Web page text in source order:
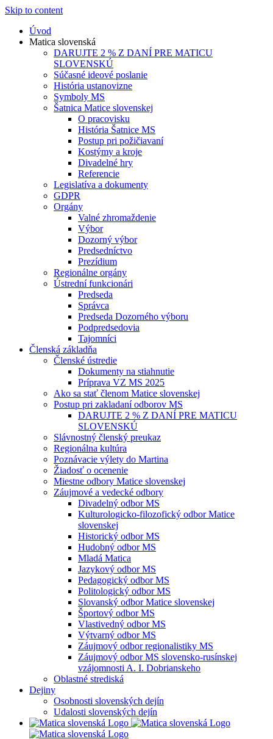
Skip to content
Úvod
Matica slovenská
DARUJTE 2 % Z DANÍ PRE MATICU
SLOVENSKÚ
Súčasné ideové poslanie
História ustanovizne
Symboly MS
Šatnica Matice slovenskej
O pracovisku
História Šatnice MS
Postup pri požičiavaní
Kostýmy a kroje
Divadelné hry
Referencie
Legislatíva a dokumenty
GDPR
Orgány
Valné zhromaždenie
Výbor
Dozorný výbor
Predsedníctvo
Prezídium
Regionálne orgány
Ústrední funkcionári
Predseda
Správca
Predseda Dozorného výboru
Podpredsedovia
Tajomníci
Členská základňa
Členské ústredie
Dokumenty na stiahnutie
Príprava VZ MS 2025
Ako sa stať členom Matice slovenskej
Postup pri zakladaní odborov MS
DARUJTE 2 % Z DANÍ PRE MATICU
SLOVENSKÚ
Slávnostný členský preukaz
Regionálna kultúra
Poznávacie výlety do Martina
Žiadosť o ocenenie
Miestne odbory Matice slovenskej
Záujmové a vedecké odbory
Divadelný odbor MS
Kulturologicko-filozofický odbor Matice
slovenskej
Historický odbor MS
Hudobný odbor MS
Mladá Matica
Jazykový odbor MS
Pedagogický odbor MS
Politologický odbor MS
Slovanský odbor Matice slovenskej
Športový odbor MS
Vlastivedný odbor MS
Výtvarný odbor MS
Záujmový odbor regionalistiky MS
Záujmový odbor MS slovensko-rusínskej
vzájomnosti A. I. Dobrianskeho
Oblastné strediská
Dejiny
Osobnosti slovenských dejín
Udalosti slovenských dejín